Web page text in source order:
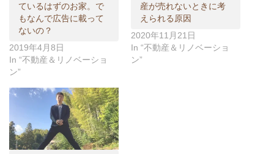
ているはずのお家。で
もなんで広告に載って
ないの？
2019年4月8日
In “不動産＆リノベーショ
ン”
産が売れないときに考
えられる原因
2020年11月21日
In “不動産＆リノベーショ
ン”